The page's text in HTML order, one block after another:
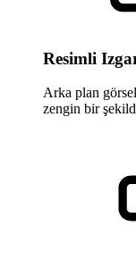
Resimli
Arka plan
zengin bir